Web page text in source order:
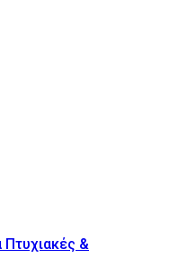
Πτυχιακές &